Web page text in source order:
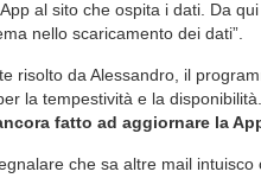
al sito che ospita i dati. Da
nello scaricamento dei dati”.
risolto da Alessandro, il
la tempestività e la
fatto ad aggiornare la
che sa altre mail intuisco